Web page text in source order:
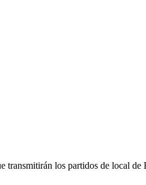
los partidos de local de